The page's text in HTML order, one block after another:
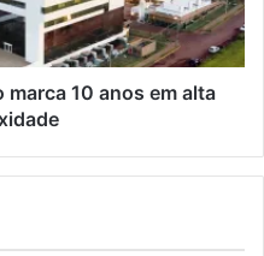
marca 10 anos em alta